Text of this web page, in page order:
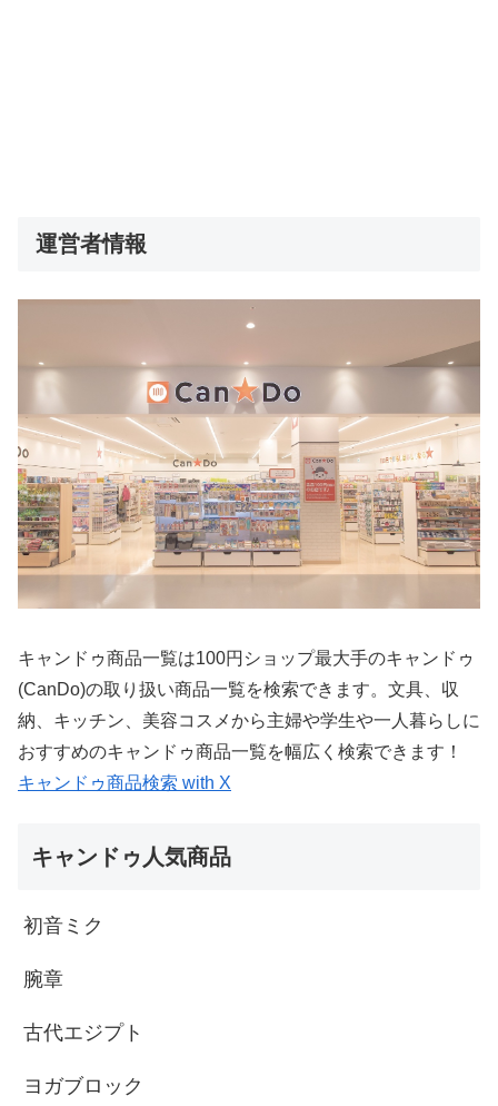
運営者情報
キャンドゥ商品一覧は100円ショップ最大手のキャンドゥ
(CanDo)の取り扱い商品一覧を検索できます。文具、収
納、キッチン、美容コスメから主婦や学生や一人暮らしに
おすすめのキャンドゥ商品一覧を幅広く検索できます！
キャンドゥ商品検索 with X
キャンドゥ人気商品
初音ミク
腕章
古代エジプト
ヨガブロック